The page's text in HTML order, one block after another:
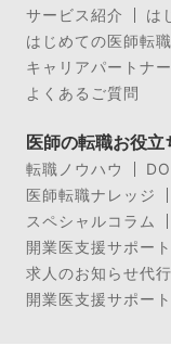
サービス紹介
は
はじめての医師転
キャリアパートナ
よくあるご質問
医師の転職お役立
転職ノウハウ
医師転職ナレッジ
スペシャルコラム
開業医支援サポート
求人のお知らせ代行
開業医支援サポー